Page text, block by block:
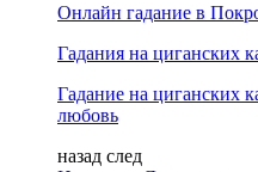
Онлайн гадание в
Гадания на циганских
Гадание на циганских
любовь
назад след